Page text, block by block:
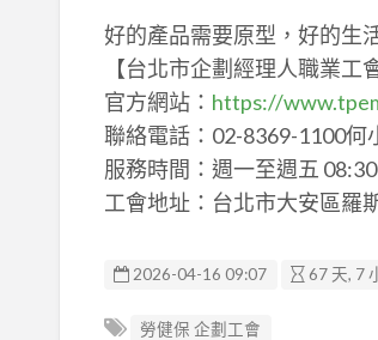
好的產品需要原型，好的生
【台北市企劃經理人職業工
官方網站： https://
聯絡電話：02-8369-1100何
服務時間：週一至週五
工會地址：台北市大安區羅
2026-04-16 09:07 67 天, 7
勞健保 企劃工會